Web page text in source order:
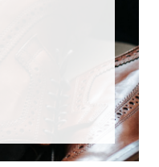
Обувь под женские